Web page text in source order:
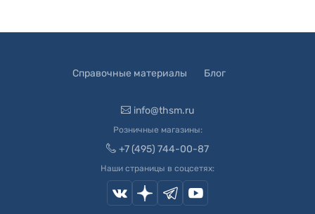
Справочные материалы Блог
info@thsm.ru
Розничные магазины:
+7 (495) 744-00-87
Наши страницы в соцсетях: